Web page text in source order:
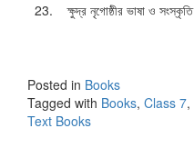
23.
ক্ষুদ্র নৃগোষ্ঠীর ভাষা ও সংস্কৃতি
Posted in Books
Tagged with Books, Class 7,
Text Books